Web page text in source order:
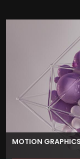
audiovisuales con
usando software
MOTION